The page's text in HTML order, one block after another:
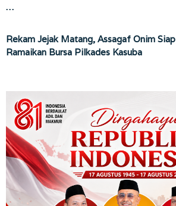
…
Rekam Jejak Matang, Assagaf Onim Siap
Ramaikan Bursa Pilkades Kasuba